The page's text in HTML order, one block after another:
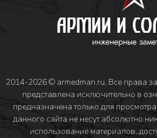
2014-2026 © armedman.ru. Все права
представлена исключительно в
предназначена только для
данного сайта не несут абсолютно
использование материалов,